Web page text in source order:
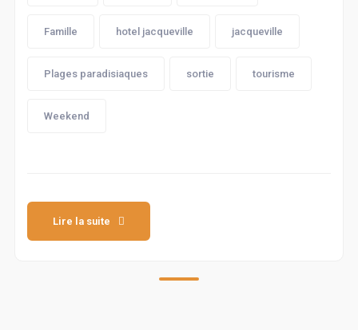
Famille hotel jacqueville jacqueville
Plages paradisiaques sortie tourisme
Weekend
Lire la suite